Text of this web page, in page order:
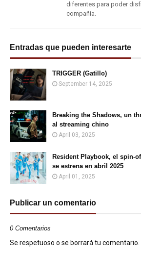
diferentes para poder
compañía.
Entradas que pueden interesarte
TRIGGER (Gatillo)
September 14, 2025
Breaking the Shadows, un
al streaming chino
April 03, 2025
Resident Playbook, el spin-
se estrena en abril 2025
April 01, 2025
Publicar un comentario
0 Comentarios
Se respetuoso o se borrará tu comentario.